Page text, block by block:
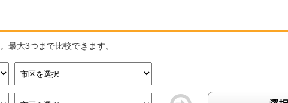
最大3つまで比較できます。